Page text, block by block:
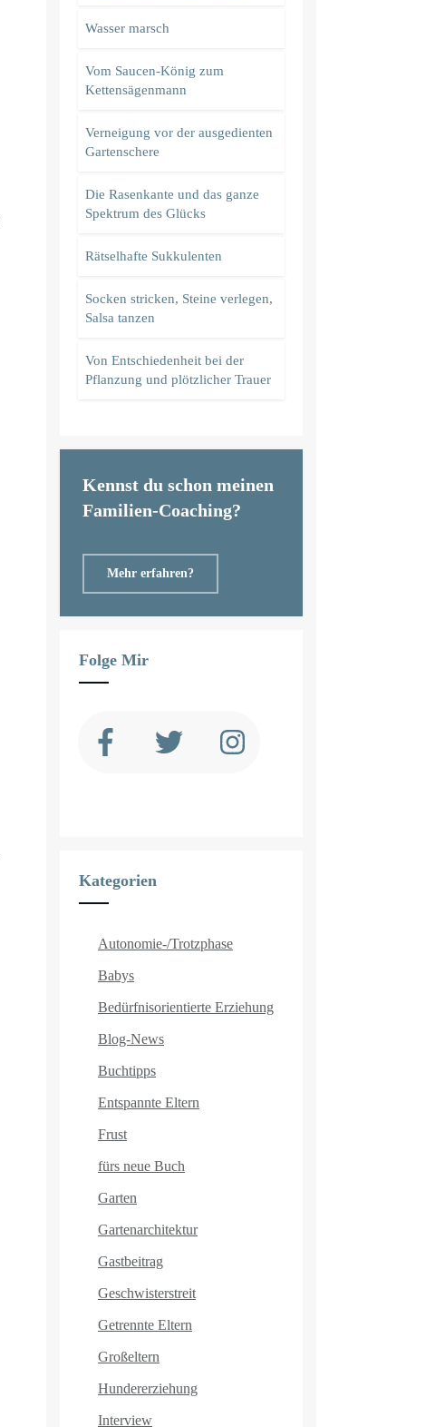
Wasser marsch
Vom Saucen-König zum
Kettensägenmann
Verneigung vor der ausgedienten
Gartenschere
Die Rasenkante und das ganze
Spektrum des Glücks
Rätselhafte Sukkulenten
Socken stricken, Steine verlegen,
Salsa tanzen
Von Entschiedenheit bei der
Pflanzung und plötzlicher Trauer
Kennst du schon meinen
Familien-Coaching?
Mehr erfahren?
Folge Mir
Kategorien
Autonomie-/Trotzphase
Babys
Bedürfnisorientierte Erziehung
Blog-News
Buchtipps
Entspannte Eltern
Frust
fürs neue Buch
Garten
Gartenarchitektur
Gastbeitrag
Geschwisterstreit
Getrennte Eltern
Großeltern
Hundererziehung
Interview